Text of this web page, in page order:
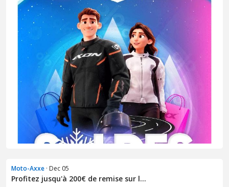
Moto-Axxe · Dec 05
Profitez jusqu'à 200€ de remise sur l...